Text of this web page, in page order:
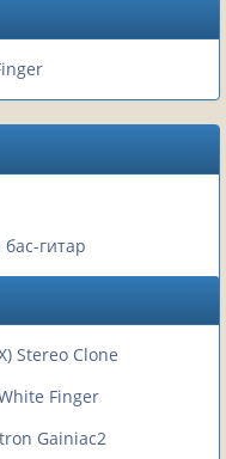
гитар
Stereo Clone
Finger
Gainiac2